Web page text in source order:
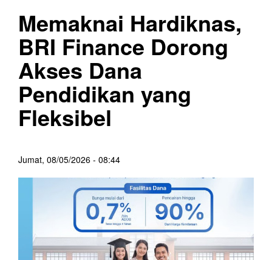
Memaknai Hardiknas,
BRI Finance Dorong
Akses Dana
Pendidikan yang
Fleksibel
Jumat, 08/05/2026 - 08:44